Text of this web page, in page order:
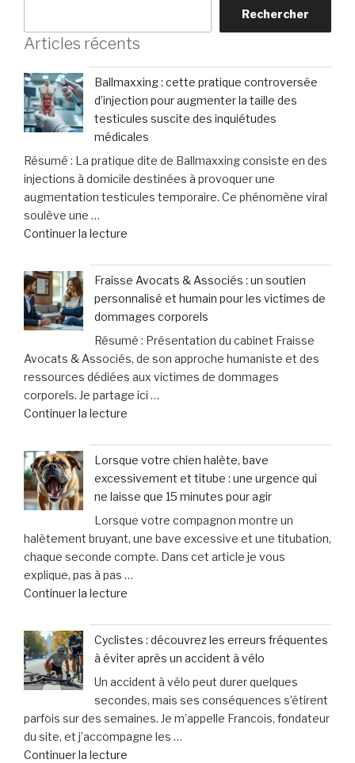
Rechercher
Articles récents
Ballmaxxing : cette pratique controversée
d’injection pour augmenter la taille des
testicules suscite des inquiétudes
médicales
Résumé : La pratique dite de Ballmaxxing consiste en des
injections à domicile destinées à provoquer une
augmentation testicules temporaire. Ce phénomène viral
soulève une …
Continuer la lecture
:
cette
pratique
controversée
d’injection
pour
augmenter
la
inquiétudes
médicales »
Fraisse Avocats & Associés : un soutien
personnalisé et humain pour les victimes de
dommages corporels
Résumé : Présentation du cabinet Fraisse
Avocats & Associés, de son approche humaniste et des
ressources dédiées aux victimes de dommages
corporels. Je partage ici …
Continuer la lecture
Avocats
&
Associés
:
un
soutien
personnalisé
et
dommages
corporels »
Lorsque votre chien halète, bave
excessivement et titube : une urgence qui
ne laisse que 15 minutes pour agir
Lorsque votre compagnon montre un
halètement bruyant, une bave excessive et une titubation,
chaque seconde compte. Dans cet article je vous
explique, pas à pas …
Continuer la lecture
votre
chien
halète,
bave
excessivement
et
titube
Cyclistes : découvrez les erreurs fréquentes
à éviter après un accident à vélo
Un accident à vélo peut durer quelques
secondes, mais ses conséquences s’étirent
parfois sur des semaines. Je m’appelle Francois, fondateur
du site, et j’accompagne les …
Continuer la lecture